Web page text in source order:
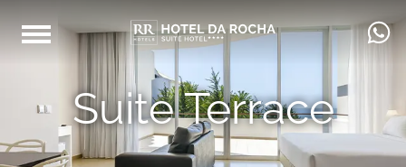
Suite Terrace